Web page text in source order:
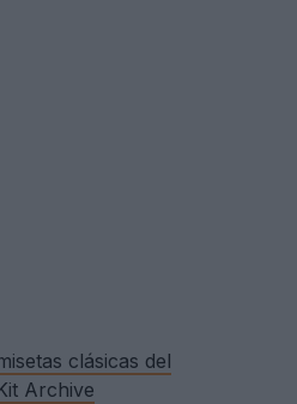
clásicas del
Archive